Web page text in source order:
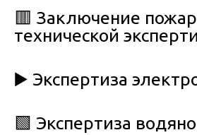
🟥 Заключение
технической
▶️ Экспертиза
🟩 Экспертиза